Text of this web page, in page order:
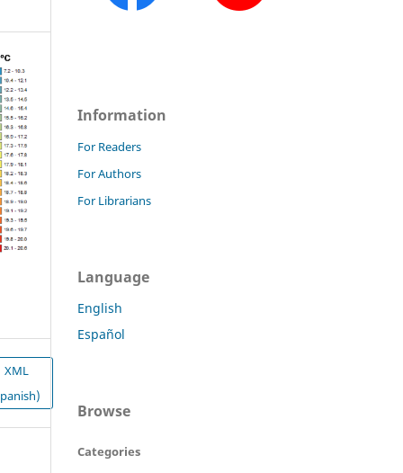
XML
Information
For Readers
For Authors
For Librarians
Language
English
Español
Browse
Categories